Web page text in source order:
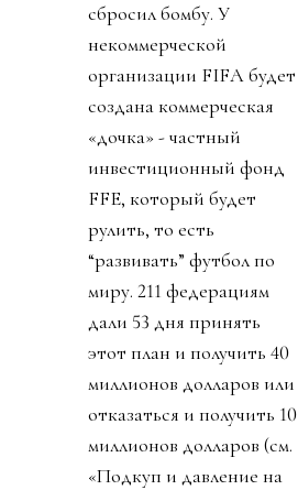
сбросил бомбу. У
некоммерческой
организации FIFA будет
создана коммерческая
«дочка» - частный
инвестиционный фонд
FFE, который будет
рулить, то есть
“развивать” футбол по
миру. 211 федерациям
дали 53 дня принять
этот план и получить 40
миллионов долларов или
отказаться и получить 10
миллионов долларов (см.
«Подкуп и давление на